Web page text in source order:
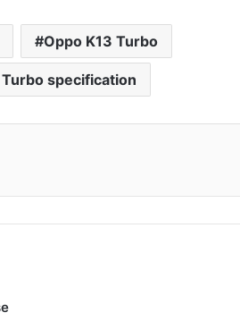
Oppo K13 Turbo
specification